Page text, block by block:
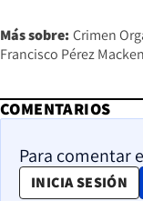
Más sobre: Crimen
Francisco Pérez
COMENTARIOS
Para comentar
INICIA SESIÓN